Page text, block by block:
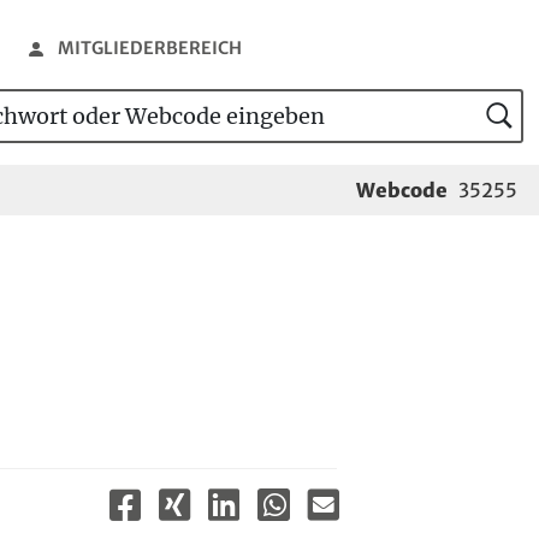
MITGLIEDERBEREICH
oder Webcode eingeben
Webcode 35255